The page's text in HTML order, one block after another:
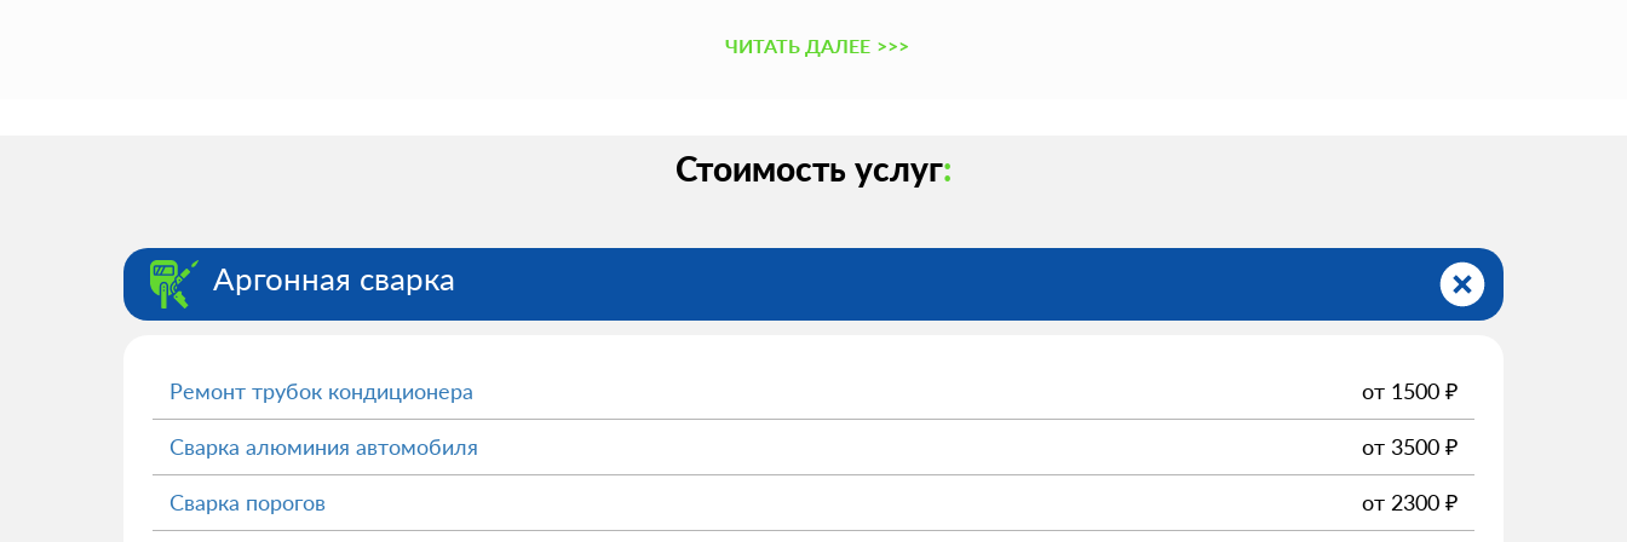
ЧИТАТЬ ДАЛЕЕ >>>
Стоимость услуг:
Аргонная сварка
Ремонт трубок кондиционера от 1500 ₽
Сварка алюминия автомобиля от 3500 ₽
Сварка порогов от 2300 ₽